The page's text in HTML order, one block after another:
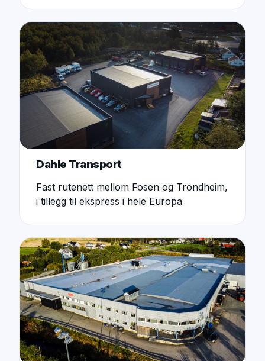
Dahle Transport
Fast rutenett mellom Fosen og Trondheim,
i tillegg til ekspress i hele Europa